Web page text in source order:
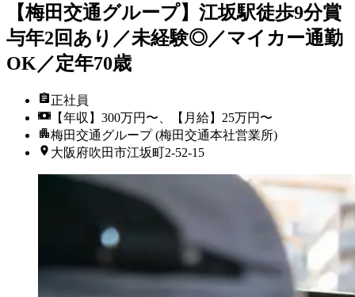
【梅田交通グループ】江坂駅徒歩9分賞
与年2回あり／未経験◎／マイカー通勤
OK／定年70歳
正社員
【年収】300万円〜、【月給】25万円〜
梅田交通グループ (梅田交通本社営業所)
大阪府吹田市江坂町2-52-15